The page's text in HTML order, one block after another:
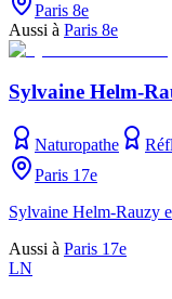
Paris 8e
Aussi à Paris 8e
Sylvaine Helm-
Naturopathe
Paris 17e
Sylvaine Helm-Rauzy
Aussi à Paris 17e
LN